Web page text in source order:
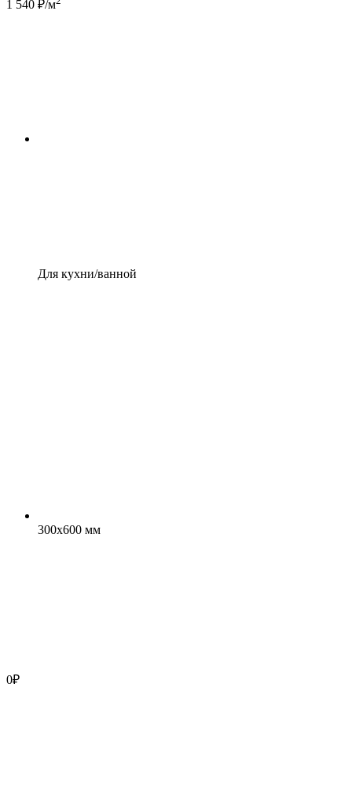
1 540 ₽/м
Для кухни/ванной
300x600 мм
0₽